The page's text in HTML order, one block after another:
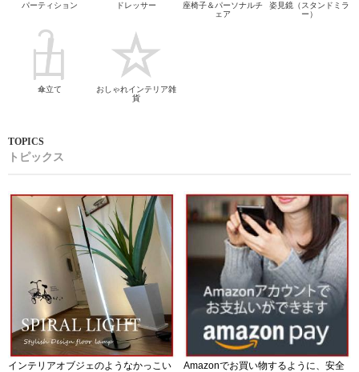
パーティション ドレッサー
座椅子＆パーソナルチ
ェア
姿見鏡（スタンドミラ
ー）
傘立て
おしゃれインテリア雑
貨
トピックス
インテリアオブジェのようなかっこい
Amazonでお買い物するように、安全